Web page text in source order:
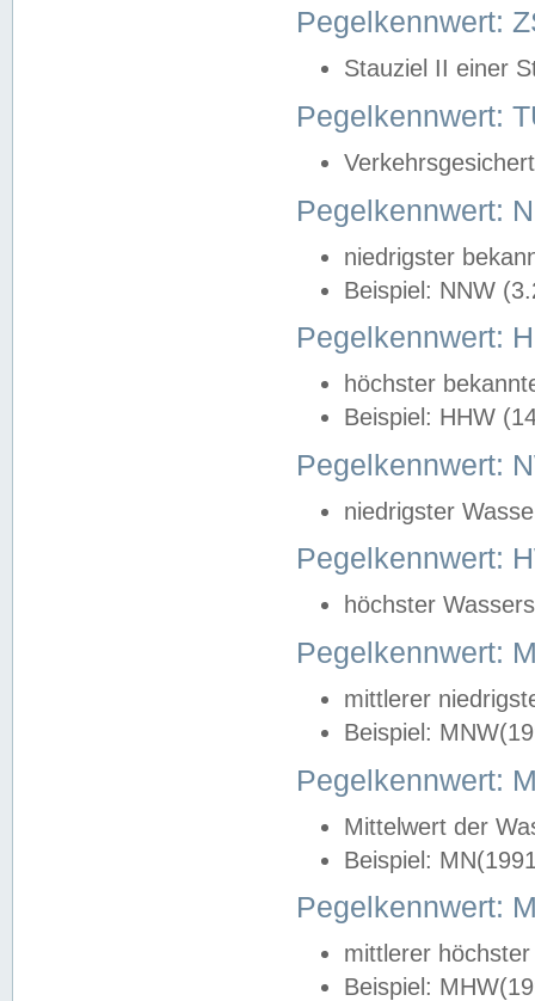
Pegelkennwert:
Stauziel II einer
Pegelkennwert:
Pegelkennwert:
niedrigster
Beispiel: NNW
Pegelkennwert:
höchster
Beispiel: HHW
Pegelkennwert:
niedrigster
Pegelkennwert:
höchster
Pegelkennwert:
mittlerer
Beispiel:
Pegelkennwert:
Mittelwert der
Beispiel:
Pegelkennwert:
mittlerer
Beispiel: